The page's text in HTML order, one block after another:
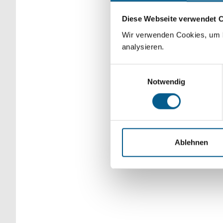
Diese Webseite verwendet
Wir verwenden Cookies,
analysieren.
Notwendig
Ablehnen
Bitte Suchbegriff
verfeinert werden.